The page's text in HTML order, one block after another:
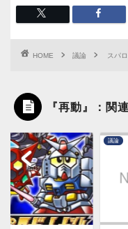
HOME 議論 スパ
『再動』：関
議論